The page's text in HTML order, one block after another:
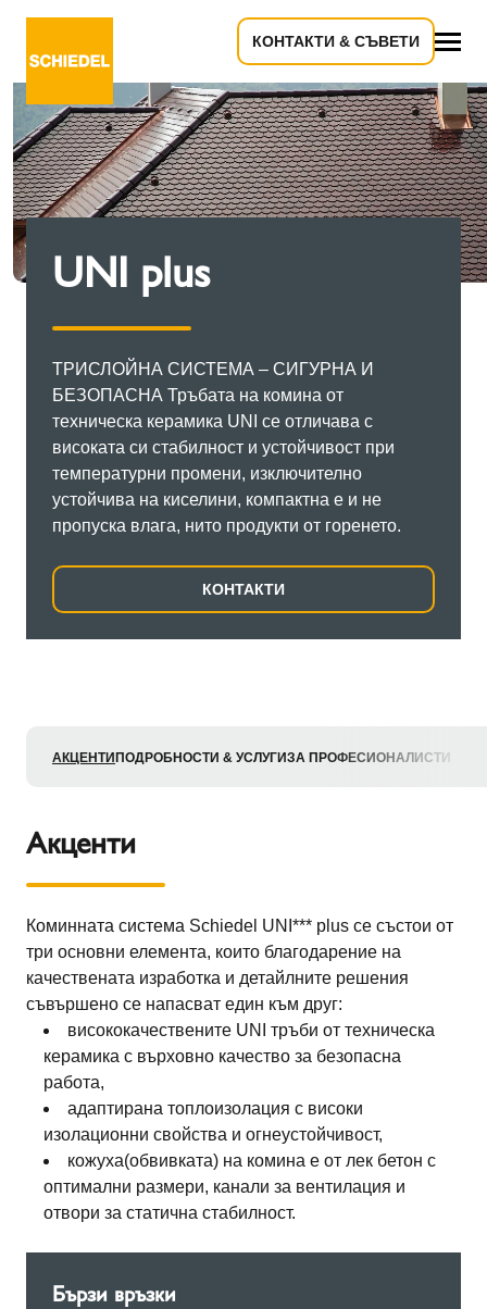
КОНТАКТИ & СЪВЕТИ
UNI plus
ТРИСЛОЙНА СИСТЕМА – СИГУРНА И
БЕЗОПАСНА Тръбата на комина от
техническа керамика UNI се отличава с
високата си стабилност и устойчивост при
температурни промени, изключително
устойчива на киселини, компактна е и не
пропуска влага, нито продукти от горенето.
КОНТАКТИ
АКЦЕНТИ ПОДРОБНОСТИ & УСЛУГИЗА ПРОФЕСИОНАЛИСТИ
Акценти
Коминната система Schiedel UNI*** plus се състои от
три основни елемента, които благодарение на
качествената изработка и детайлните решения
съвършено се напасват един към друг:
висококачествените UNI тръби от техническа
керамика с върховно качество за безопасна
работа,
адаптирана топлоизолация с високи
изолационни свойства и огнеустойчивост,
кожуха(обвивката) на комина е от лек бетон с
оптимални размери, канали за вентилация и
отвори за статична стабилност.
Бързи връзки